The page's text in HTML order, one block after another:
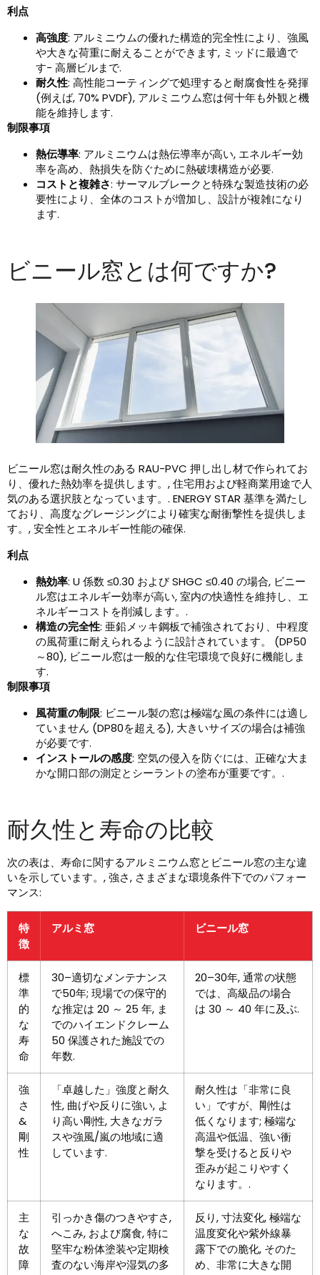
利点
高強度: アルミニウムの優れた構造的完全性により、強風
や大きな荷重に耐えることができます, ミッドに最適で
す- 高層ビルまで.
耐久性: 高性能コーティングで処理すると耐腐食性を発揮
(例えば, 70% PVDF), アルミニウム窓は何十年も外観と機
能を維持します.
制限事項
熱伝導率: アルミニウムは熱伝導率が高い, エネルギー効
率を高め、熱損失を防ぐために熱破壊構造が必要.
コストと複雑さ: サーマルブレークと特殊な製造技術の必
要性により、全体のコストが増加し、設計が複雑になり
ます.
ビニール窓とは何ですか?
ビニール窓は耐久性のある RAU-PVC 押し出し材で作られてお
り、優れた熱効率を提供します。, 住宅用および軽商業用途で人
気のある選択肢となっています。. ENERGY STAR 基準を満たし
ており、高度なグレージングにより確実な耐衝撃性を提供しま
す。, 安全性とエネルギー性能の確保.
利点
熱効率: U 係数 ≤0.30 および SHGC ≤0.40 の場合, ビニー
ル窓はエネルギー効率が高い, 室内の快適性を維持し、エ
ネルギーコストを削減します。.
構造の完全性: 亜鉛メッキ鋼板で補強されており、中程度
の風荷重に耐えられるように設計されています。 (DP50
～80), ビニール窓は一般的な住宅環境で良好に機能しま
す.
制限事項
風荷重の制限: ビニール製の窓は極端な風の条件には適し
ていません (DP80を超える), 大きいサイズの場合は補強
が必要です.
インストールの感度: 空気の侵入を防ぐには、正確な大ま
かな開口部の測定とシーラントの塗布が重要です。.
耐久性と寿命の比較
次の表は、寿命に関するアルミニウム窓とビニール窓の主な違
いを示しています。, 強さ, さまざまな環境条件下でのパフォー
マンス:
特
徴
アルミ窓 ビニール窓
標
準
的
な
寿
命
30–適切なメンテナンス
で50年; 現場での保守的
な推定は 20 ～ 25 年, ま
でのハイエンドクレーム
50 保護された施設での
年数.
20–30年, 通常の状態
では、高級品の場合
は 30 ～ 40 年に及ぶ.
強
さ
&
剛
性
「卓越した」強度と耐久
性, 曲げや反りに強い, よ
り高い剛性, 大きなガラ
スや強風/嵐の地域に適
しています.
耐久性は「非常に良
い」ですが、剛性は
低くなります; 極端な
高温や低温、強い衝
撃を受けると反りや
歪みが起こりやすく
なります。.
主
な
故
障
引っかき傷のつきやすさ,
へこみ, および腐食, 特に
堅牢な粉体塗装や定期検
査のない海岸や湿気の多
反り, 寸法変化, 極端な
温度変化や紫外線暴
露下での脆化, そのた
め、非常に大きな開